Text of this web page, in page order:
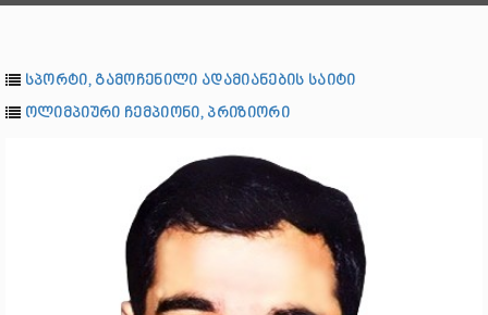
სპორტი, გამოჩენილი ადამიანების საიტი
ოლიმპიური ჩემპიონი, პრიზიორი